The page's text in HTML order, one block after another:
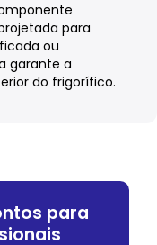
para
ou
garante a
do frigorífico.
para